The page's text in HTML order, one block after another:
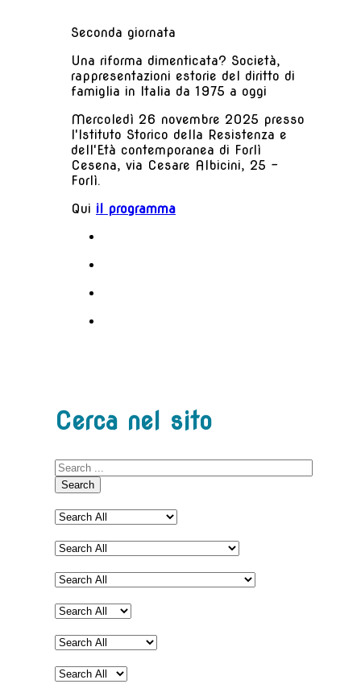
Seconda giornata
Una riforma dimenticata? Società,
rappresentazioni estorie del diritto di
famiglia in Italia da 1975 a oggi
Mercoledì 26 novembre 2025 presso
l'Istituto Storico della Resistenza e
dell'Età contemporanea di Forlì
Cesena, via Cesare Albicini, 25 –
Forlì.
Qui il programma
Cerca nel sito
Search